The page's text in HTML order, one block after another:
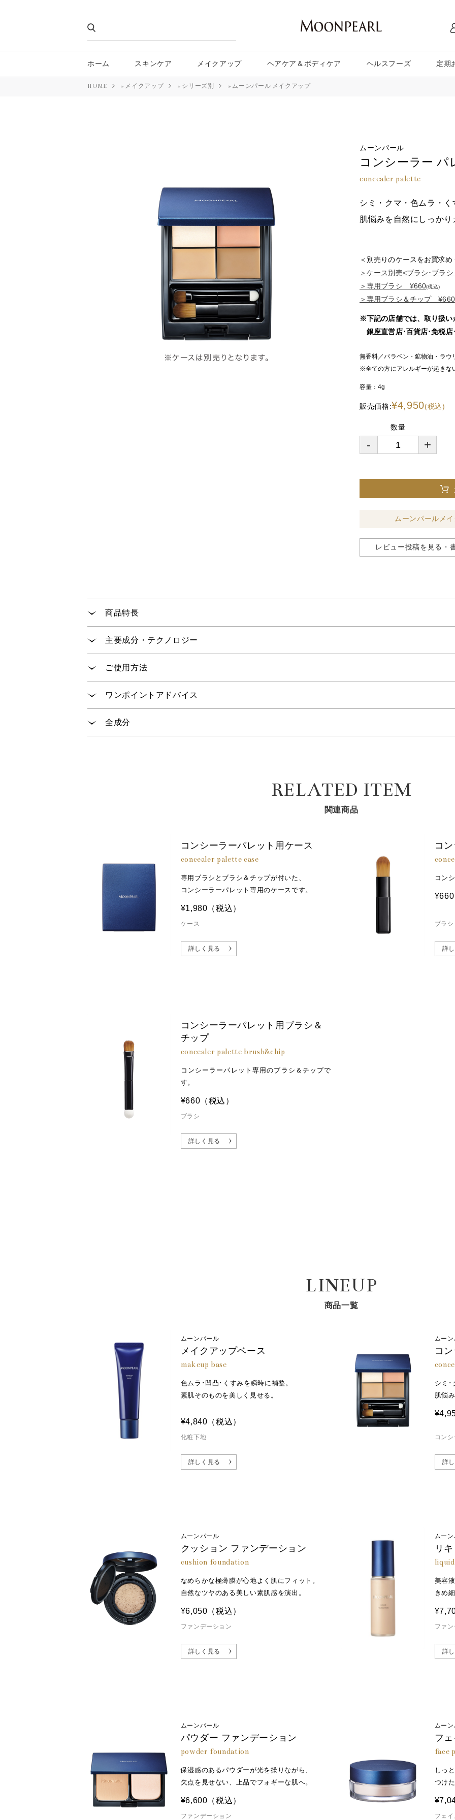
ホーム スキンケア メイクアップ ヘアケア＆ボディケア ヘルスフーズ 定期
HOME » メイクアップ » シリーズ別 » ムーンパール メイクアップ
ムーンパール
コンシーラー パ
concealer palette
シミ・クマ・色ムラ・
肌悩みを自然にしっかり
＜別売りのケースをお買求
＞ケース別売<ブラシ･ブラ
＞専用ブラシ ¥660(税込)
＞専用ブラシ＆チップ ¥660
※下記の店舗では、取り扱い
銀座直営店･百貨店･免税店
無香料／パラベン・鉱物油・ラ
※全ての方にアレルギーが起きな
容量：4g
販売価格:¥4,950(税込)
数量
- +
ムーンパールメ
レビュー投稿を見る・
商品特長
気になるポイントにつややかに溶け込むようになじみ、つけたての美しい質感が続きます。
主要成分・テクノロジー
「パールリフレクトパウダーBP
ご使用方法
指、ブラシまたはチップで適量をとり、気になる部分になじませてください。
ワンポイントアドバイス
コンシーラーでカバーしたあとに「Ａ：ニュアンスグロウ」をのせることで、ツヤ感を演出できます
全成分
Ｎａ、マコンブエキス、ラウロイルグルタミン酸ジ（フィトステリル／オクチルドデシル）、カルナ
メチルシロキシケイ酸、ハイドロゲンジメチコン、ＢＧ、ペンチレングリコール、水、リン酸Ｋ、
RELATED ITEM
関連商品
コンシーラーパレット用ケース
concealer palette case
専用ブラシとブラシ＆チップが付いた、
コンシーラーパレット専用のケースです。
ケース
¥1,980 （税込）
詳しく見る
コ
コン
ブラシ
¥660
詳
コンシーラーパレット用ブラシ＆
チップ
concealer palette brush&chip
コンシーラーパレット専用のブラシ＆チップで
す。
ブラシ
¥660 （税込）
詳しく見る
LINEUP
商品一覧
ムーンパール
メイクアップベース
makeup base
色ムラ･凹凸･くすみを瞬時に補整。
素肌そのものを美しく見せる。
化粧下地
¥4,840 （税込）
詳しく見る
ムー
コ
シミ･
肌悩
コン
詳
ムーンパール
クッション ファンデーション
cushion foundation
なめらかな極薄膜が心地よく肌にフィット。
自然なツヤのある美しい素肌感を演出。
ファンデーション
¥6,050 （税込）
詳しく見る
ムー
リ
美容
きめ
ファ
詳
ムーンパール
パウダー ファンデーション
powder foundation
保湿感のあるパウダーが光を操りながら、
欠点を見せない、上品でフォギーな肌へ。
ファンデーション
¥6,600 （税込）
ムー
フ
face
しっ
つけ
フェ